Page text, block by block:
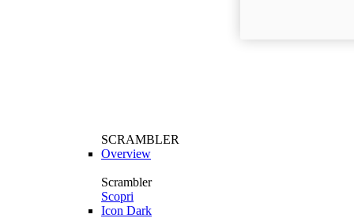
SCRAMBLER
Overview
Scrambler
Scopri
Icon Dark